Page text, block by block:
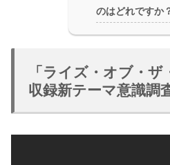
のはどれですか
「ライズ・オブ・ザ
収録新テーマ意識調